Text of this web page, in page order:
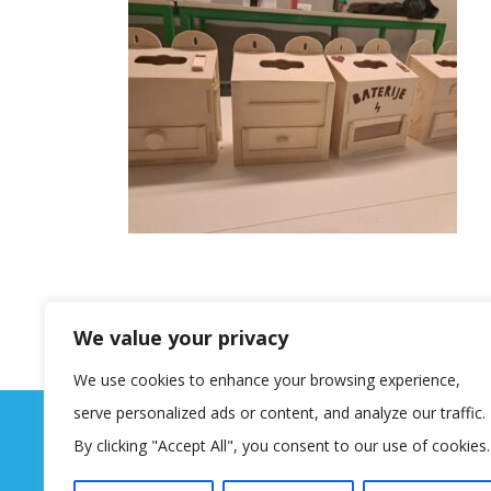
We value your privacy
We use cookies to enhance your browsing experience,
serve personalized ads or content, and analyze our traffic.
By clicking "Accept All", you consent to our use of cookies.